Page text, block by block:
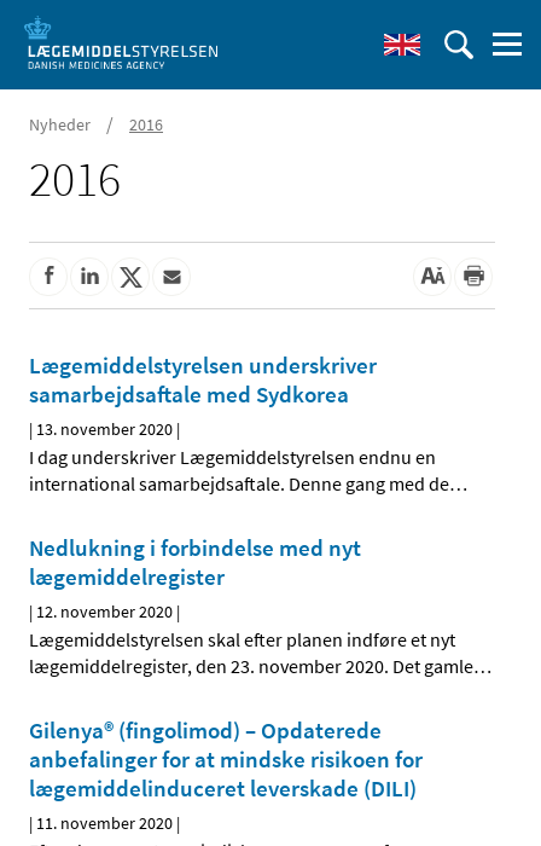
Nyheder / 2016
2016
Lægemiddelstyrelsen underskriver
samarbejdsaftale med Sydkorea
| 13. november 2020 |
I dag underskriver Lægemiddelstyrelsen endnu en
international samarbejdsaftale. Denne gang med de…
Nedlukning i forbindelse med nyt
lægemiddelregister
| 12. november 2020 |
Lægemiddelstyrelsen skal efter planen indføre et nyt
lægemiddelregister, den 23. november 2020. Det gamle…
Gilenya® (fingolimod) – Opdaterede
anbefalinger for at mindske risikoen for
lægemiddelinduceret leverskade (DILI)
| 11. november 2020 |